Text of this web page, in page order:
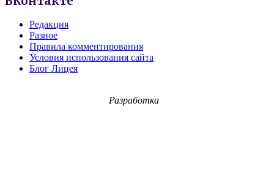
Редакция
Разное
Правила комментирования
Условия использования сайта
Блог Лицея
Разработка